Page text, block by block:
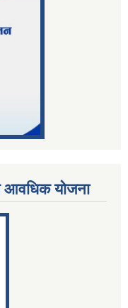
आवधिक योजना